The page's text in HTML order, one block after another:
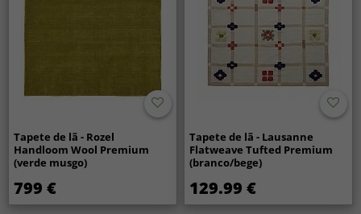
Tapete de lã - Rozel
Handloom Wool Premium
(verde musgo)
799 €
Tapete de lã - Lausanne
Flatweave Tufted Premium
(branco/bege)
129.99 €